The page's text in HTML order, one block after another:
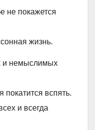
не покажется
жизнь.
и немыслимых
вспять.
и всегда